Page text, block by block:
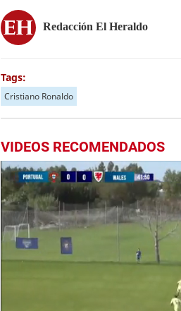
Redacción El Heraldo
Tags:
Cristiano Ronaldo
VIDEOS RECOMENDADOS